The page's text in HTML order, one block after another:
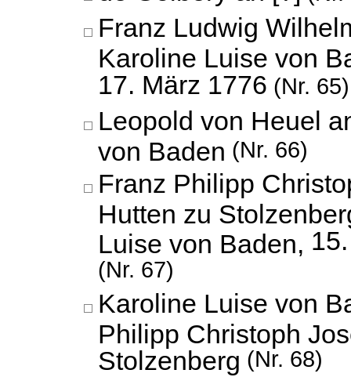
Franz Ludwig
Karoline Luise von
17. März 1776 (Nr. 65)
Leopold von Heuel
von Baden (Nr. 66)
Franz Philipp
Hutten zu
Luise von Baden,
(Nr. 67)
Karoline Luise von
Philipp Christoph
Stolzenberg (Nr. 68)